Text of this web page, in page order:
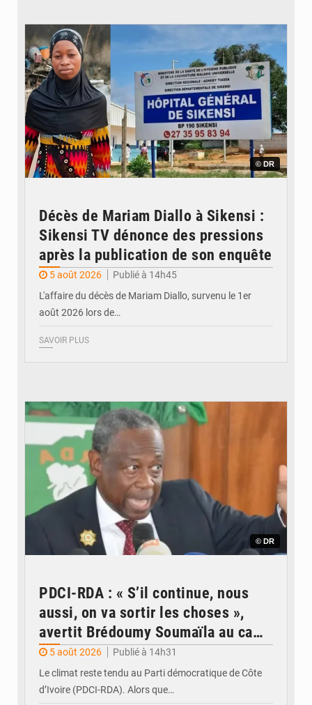
© DR
Décès de Mariam Diallo à Sikensi :
Sikensi TV dénonce des pressions
après la publication de son enquête
5 août 2026
Publié à 14h45
L'affaire du décès de Mariam Diallo, survenu le 1er
août 2026 lors de…
SAVOIR PLUS
© DR
PDCI-RDA : « S’il continue, nous
aussi, on va sortir les choses »,
avertit Brédoumy Soumaïla au camp
Guikahué
5 août 2026
Publié à 14h31
Le climat reste tendu au Parti démocratique de Côte
d’Ivoire (PDCI-RDA). Alors que…